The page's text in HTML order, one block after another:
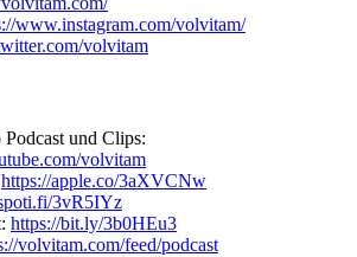
www.instagram.com/volvitam/
volvitam
und Clips:
volvitam
https://apple.co/3aXVCNw
3vR5IYz
https://bit.ly/3b0HEu3
volvitam.com/feed/podcast